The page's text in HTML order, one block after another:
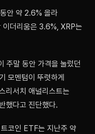
안 약 2.6% 올라
더리움은 3.6%, XRP는
주말 동안 가격을 눌렀던
모멘텀이 뚜렷하게
리서치 애널리스트는
했다고 진단했다.
코인 ETF는 지난주 약